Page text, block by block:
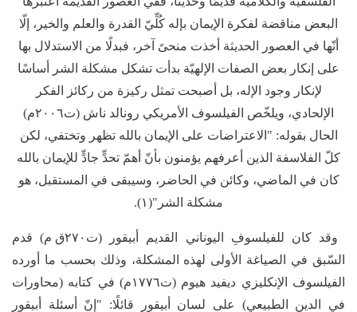
البعض مناقضة لفكرة الإيمان بإله كُلِّيّ القدرة والعلم والخير، إلّا
أنّها في العصور الحديثة أخذت منحىً آخر، فبدلًا من الاستدلال بها
على إنكار بعض الصفات الإلهيّة بدأت تشكل مشكلة الشر أساسًا
لإنكار وجود الإله، بل أصبحت تمثل ركيزة من ركائز الفكر
الإلحادي، ويلخّص الفيلسوف الأمريكي رونالد ناش (ت٢٠٠٦م)
الحال بقوله: "الاعتراضات على الإيمان بالله تظهر وتختفي، لكن
كلّ الفلاسفة الذين أعرفهم يؤمنون بأنّ أهمّ تحدٍّ جادٍّ للإيمان بالله
كان في الماضي، وكائن في الحاضر، وسيبقى في المستقبل، هو
مشكلة الشر"(١).
وقد كان للفيلسوفِ اليوناني القديم أبيقور (ت٢٧٠ق م) قدم
السّبق في الصياغة الأولى لهذه المشكلة، وذلك بحسب ما أورده
الفيلسوف الإنكليزي ديفيد هيوم (ت١٧٧٦م) في كتابه (محاورات
في الدين الطبيعي) على لسان أبيقور قائلًا: "إنّ أسئلة أبيقور